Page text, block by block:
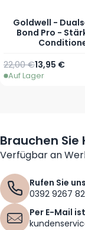
Goldwell -
Bond Pro -
Ab
13,95 €
Regulärer Preis
22,00 €
Auf Lager
Brauchen Sie
Verfügbar an
Rufen Sie
0392 9267
Per E-Mail